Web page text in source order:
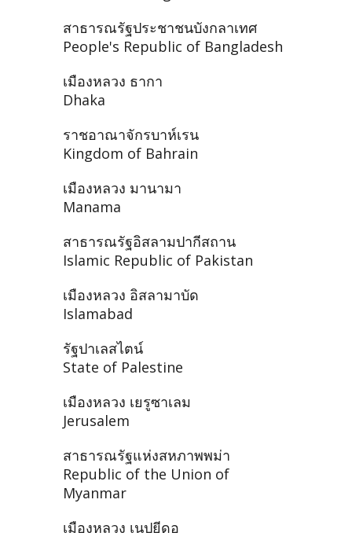
สาธารณรัฐประชาชนบังกลาเทศ
People's Republic of Bangladesh
เมืองหลวง ธากา
Dhaka
ราชอาณาจักรบาห์เรน
Kingdom of Bahrain
เมืองหลวง มานามา
Manama
สาธารณรัฐอิสลามปากีสถาน
Islamic Republic of Pakistan
เมืองหลวง อิสลามาบัด
Islamabad
รัฐปาเลสไตน์
State of Palestine
เมืองหลวง เยรูซาเลม
Jerusalem
สาธารณรัฐแห่งสหภาพพม่า
Republic of the Union of
Myanmar
เมืองหลวง เนปยีดอ